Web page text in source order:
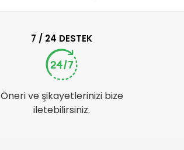
7 / 24 DESTEK
Öneri ve şikayetlerinizi bize
iletebilirsiniz.